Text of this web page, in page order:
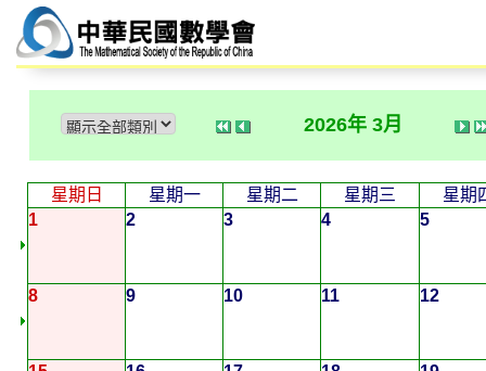
2026年 3月
星期日 星期一 星期二 星期三
星期
1
2 3 4 5
8 9 10 11 12